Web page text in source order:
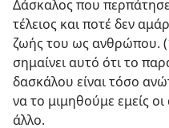
Δάσκαλος που
τέλειος και ποτέ δεν
ζωής του ως ανθρώπου. (
σημαίνει αυτό ότι το
δασκάλου είναι τόσο
να το μιμηθούμε εμείς
άλλο.